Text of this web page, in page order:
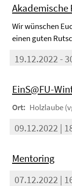
Akademische
Wir wünschen
einen guten
19.12.2022 -
EinS@FU-
Ort: Holzlaube
09.12.2022 |
Mentoring
07.12.2022 |